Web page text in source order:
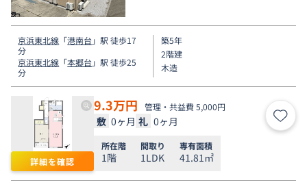
京浜東北線 「港南台」駅 徒歩17
分
京浜東北線 「本郷台」駅 徒歩25
分
築5年
2階建
木造
詳細を確認
9.3万円 管理・共益費 5,000円
敷 0ヶ月 礼 0ヶ月 お気
所在階
1階
間取り
1LDK
専有面積
41.81㎡